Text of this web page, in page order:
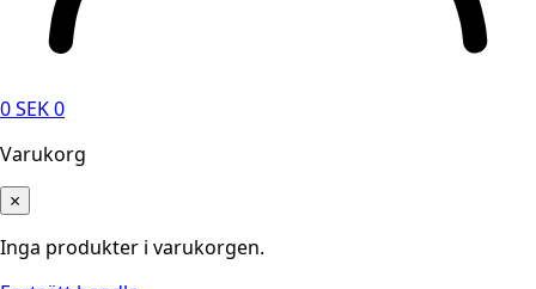
0SEK0
Varukorg
×
Inga produkter i varukorgen.